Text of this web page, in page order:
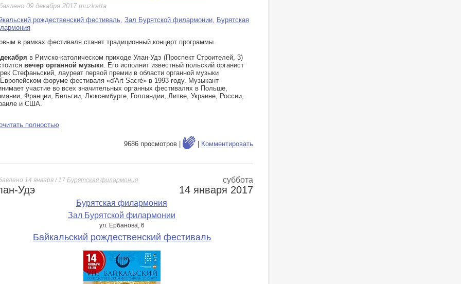
09 декабря 2017muzkarta
рождественский фестиваль, Зал Бурятской филармонии, Бурятская
в рамках фестиваля станет традиционный концерт программы.
в Римско-католическом приходе Улан-Удэ (Проспект Строителей, 3)
вечер органной музыки. Его исполнит известный польский органист
Стефаньский, лауреат первой премии в области органной музыки
форуме фестиваля «d'Art Sacré» в 1993 году. Музыкант
участие во всех значительных органных фестивалях в Польше,
Франции, Бельгии, Люксембурге, Голландии, Литве, Украине, России,
и США.
полностью
9686 просмотров | Комментировать
14 января / 17 Бурятская филармония суббота
Удэ 14 января 2017
Бурятская филармония
Зал Бурятской филармонии
ул. Ербанова, 6
Байкальский рождественский фестиваль